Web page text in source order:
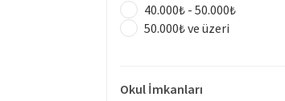
40.000₺ - 50.000₺
50.000₺ ve üzeri
Okul İmkanları